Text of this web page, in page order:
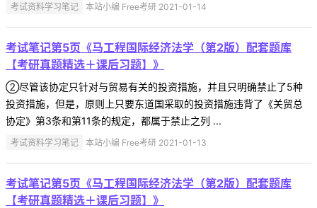
考试资料学习笔记 本站小编 Free考研 2021-01-14
考试笔记第5页《马工程国际经济法学（第2版）配套题库
【考研真题精选＋课后习题】》
②尽管该协定只针对与贸易有关的投资措施，并且只明确禁止了5种
投资措施，但是，原则上只要东道国采取的投资措施违背了《关贸总
协定》第3条和第11条的规定，都属于禁止之列 ...
考试资料学习笔记 本站小编 Free考研 2021-01-13
考试笔记第5页《马工程国际经济法学（第2版）配套题库
【考研真题精选＋课后习题】》